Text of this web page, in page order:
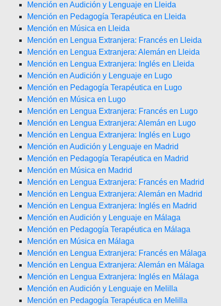
Mención en Audición y Lenguaje en Lleida
Mención en Pedagogía Terapéutica en Lleida
Mención en Música en Lleida
Mención en Lengua Extranjera: Francés en Lleida
Mención en Lengua Extranjera: Alemán en Lleida
Mención en Lengua Extranjera: Inglés en Lleida
Mención en Audición y Lenguaje en Lugo
Mención en Pedagogía Terapéutica en Lugo
Mención en Música en Lugo
Mención en Lengua Extranjera: Francés en Lugo
Mención en Lengua Extranjera: Alemán en Lugo
Mención en Lengua Extranjera: Inglés en Lugo
Mención en Audición y Lenguaje en Madrid
Mención en Pedagogía Terapéutica en Madrid
Mención en Música en Madrid
Mención en Lengua Extranjera: Francés en Madrid
Mención en Lengua Extranjera: Alemán en Madrid
Mención en Lengua Extranjera: Inglés en Madrid
Mención en Audición y Lenguaje en Málaga
Mención en Pedagogía Terapéutica en Málaga
Mención en Música en Málaga
Mención en Lengua Extranjera: Francés en Málaga
Mención en Lengua Extranjera: Alemán en Málaga
Mención en Lengua Extranjera: Inglés en Málaga
Mención en Audición y Lenguaje en Melilla
Mención en Pedagogía Terapéutica en Melilla